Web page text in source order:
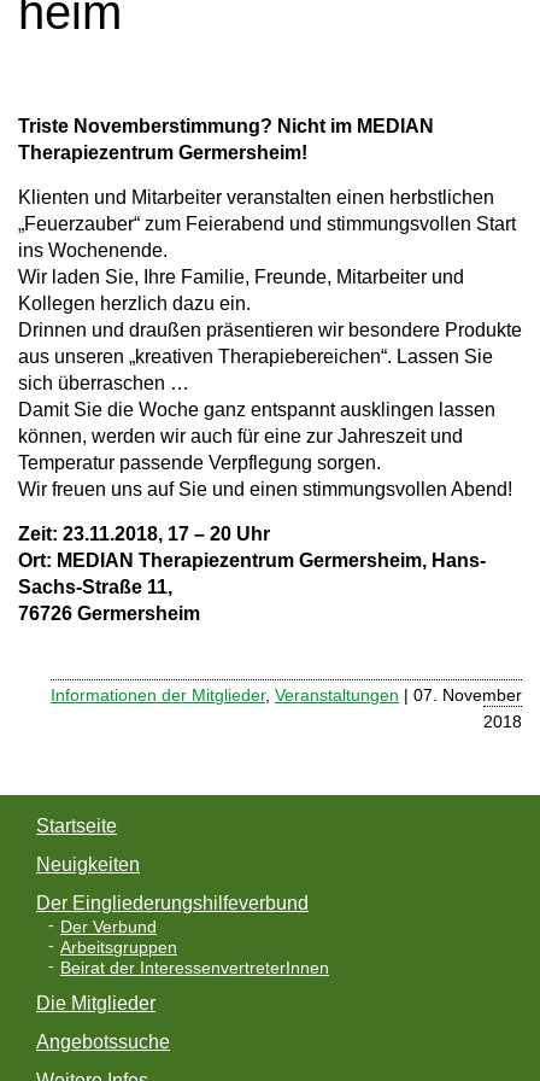
t
o
heim
Triste Novemberstimmung? Nicht im MEDIAN
Therapiezentrum Germersheim!
Klienten und Mitarbeiter veranstalten einen herbstlichen
„Feuerzauber“ zum Feierabend und stimmungsvollen Start
ins Wochenende.
Wir laden Sie, Ihre Familie, Freunde, Mitarbeiter und
Kollegen herzlich dazu ein.
Drinnen und draußen präsentieren wir besondere Produkte
aus unseren „kreativen Therapiebereichen“. Lassen Sie
sich überraschen …
Damit Sie die Woche ganz entspannt ausklingen lassen
können, werden wir auch für eine zur Jahreszeit und
Temperatur passende Verpflegung sorgen.
Wir freuen uns auf Sie und einen stimmungsvollen Abend!
Zeit: 23.11.2018, 17 – 20 Uhr
Ort: MEDIAN Therapiezentrum Germersheim, Hans-
Sachs-Straße 11,
76726 Germersheim
Informationen der Mitglieder, Veranstaltungen | 07. November
2018
Startseite
Neuigkeiten
Der Eingliederungshilfeverbund
Der Verbund
Arbeitsgruppen
Beirat der InteressenvertreterInnen
Die Mitglieder
Angebotssuche